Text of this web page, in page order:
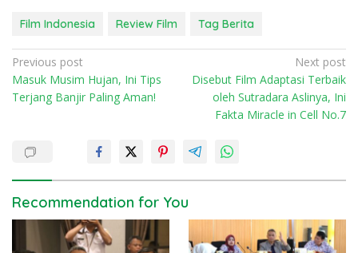
Film Indonesia Review Film Tag Berita
P
o
s
a
v
i
Previous post
Masuk Musim Hujan, Ini Tips
Terjang Banjir Paling Aman!
Next post
Disebut Film Adaptasi Terbaik
oleh Sutradara Aslinya, Ini
Fakta Miracle in Cell No.7
Recommendation for You